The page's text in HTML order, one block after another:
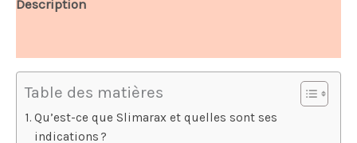
Description
Table des matières
Qu’est-ce que Slimarax et quelles sont ses
indications ?